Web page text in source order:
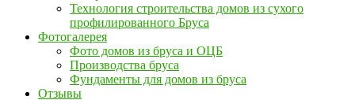
Технология строительства домов из сухого
профилированного Бруса
Фотогалерея
Фото домов из бруса и ОЦБ
Производства бруса
Фундаменты для домов из бруса
Отзывы